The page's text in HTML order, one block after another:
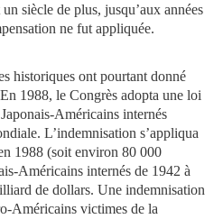
siècle de plus, jusqu’aux années
ne fut appliquée.
historiques ont pourtant donné
1988, le Congrès adopta une loi
Américains internés
L’indemnisation s’appliqua
1988 (soit environ 80 000
Américains internés de 1942 à
de dollars. Une indemnisation
Américains victimes de la